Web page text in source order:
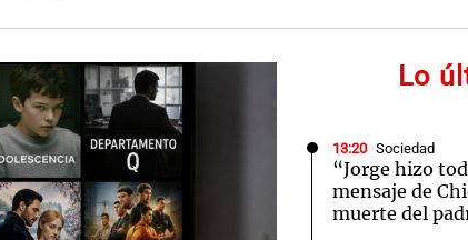
Lo
13:20 Sociedad
“Jorge hizo
mensaje de
muerte del